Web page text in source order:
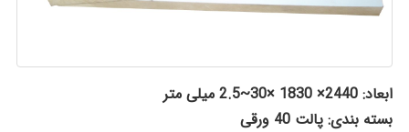
ابعاد: 2440× 1830 ×30~2.5 میلی متر
بسته بندی: پالت 40 ورقی